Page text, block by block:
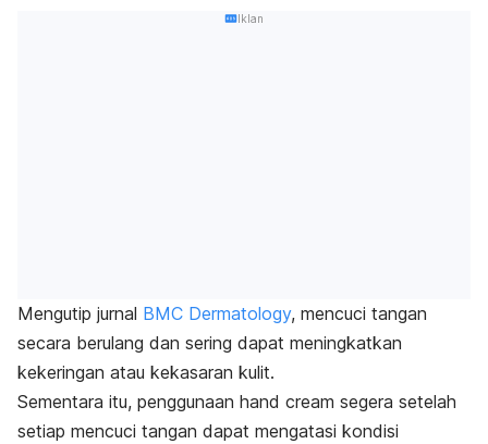
Iklan
Mengutip jurnal BMC Dermatology, mencuci tangan
secara berulang dan sering dapat meningkatkan
kekeringan atau kekasaran kulit.
Sementara itu, penggunaan hand cream segera setelah
setiap mencuci tangan dapat mengatasi kondisi